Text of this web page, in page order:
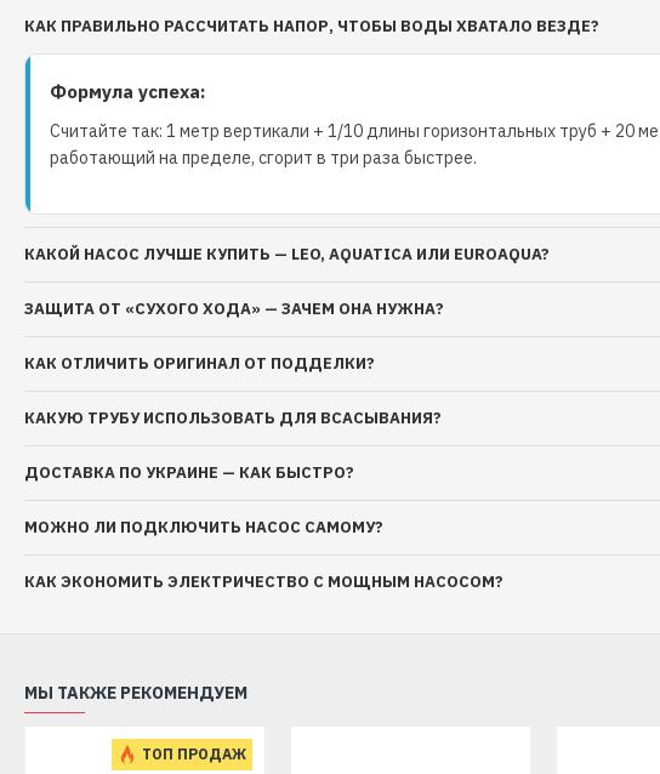
КАК ПРАВИЛЬНО РАССЧИТАТЬ НАПОР, ЧТОБЫ ВОДЫ ХВАТАЛО ВЕЗДЕ?
Формула успеха:
Считайте так: 1 метр вертикали + 1/10 длины горизонтальных труб + 20
работающий на пределе, сгорит в три раза быстрее.
КАКОЙ НАСОС ЛУЧШЕ КУПИТЬ — LEO, AQUATICA ИЛИ EUROAQUA?
ЗАЩИТА ОТ «СУХОГО ХОДА» — ЗАЧЕМ ОНА НУЖНА?
КАК ОТЛИЧИТЬ ОРИГИНАЛ ОТ ПОДДЕЛКИ?
КАКУЮ ТРУБУ ИСПОЛЬЗОВАТЬ ДЛЯ ВСАСЫВАНИЯ?
ДОСТАВКА ПО УКРАИНЕ — КАК БЫСТРО?
МОЖНО ЛИ ПОДКЛЮЧИТЬ НАСОС САМОМУ?
КАК ЭКОНОМИТЬ ЭЛЕКТРИЧЕСТВО С МОЩНЫМ НАСОСОМ?
МЫ ТАКЖЕ РЕКОМЕНДУЕМ
ТОП ПРОДАЖ